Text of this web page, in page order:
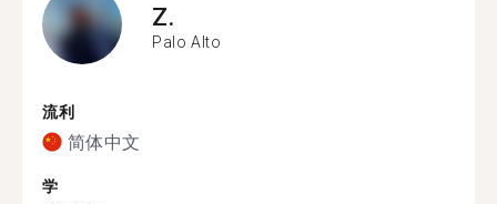
Z.
Palo Alto
流利
简体中文
学